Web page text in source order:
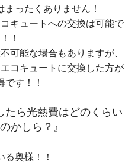
ったくありません！
キュートへの交換は可能で
！
可能な場合もありますが、
コキュートに交換した方が
です！！
たら光熱費はどのくらい
かしら？』
る奥様！！